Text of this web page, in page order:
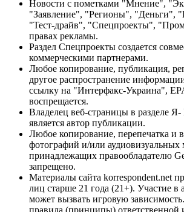
Новости с пометками "Мнение",
"Заявление", "Регионы", "Деньги",
"Тест-драйв", "Спецпроекты",
правах рекламы.
Раздел Спецпроекты создается
коммерческими партнерами.
Любое копирование, публикация,
другое распространение
ссылку на "Интерфакс-Украина",
воспрещается.
Владелец веб-страницы в разделе
является автор публикации.
Любое копирование, перепечатка и
фотографий и/или аудиовизуальных
принадлежащих правообладателю
запрещено.
Материалы сайта korrespondent.net
лиц старше 21 года (21+). Участие в
может вызвать игровую
правила (принципы)